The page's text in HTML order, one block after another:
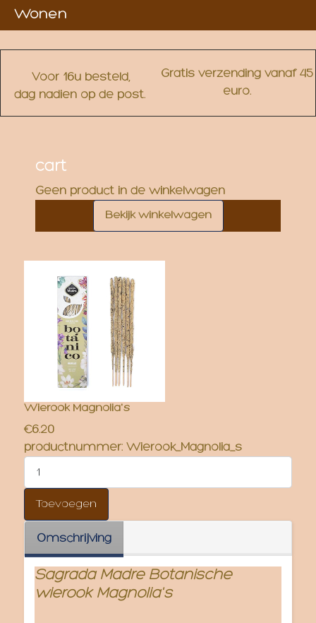
Voor 16u besteld,
dag nadien op de post.
Gratis verzending vanaf 45
euro.
cart
Geen product in de winkelwagen
Wierook Magnolia's
€6.20
productnummer: Wierook_Magnolia_s
Omschrijving
Sagrada Madre Botanische
wierook Magnolia's
Wonen